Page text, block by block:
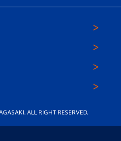
ム
ALL RIGHT RESERVED.